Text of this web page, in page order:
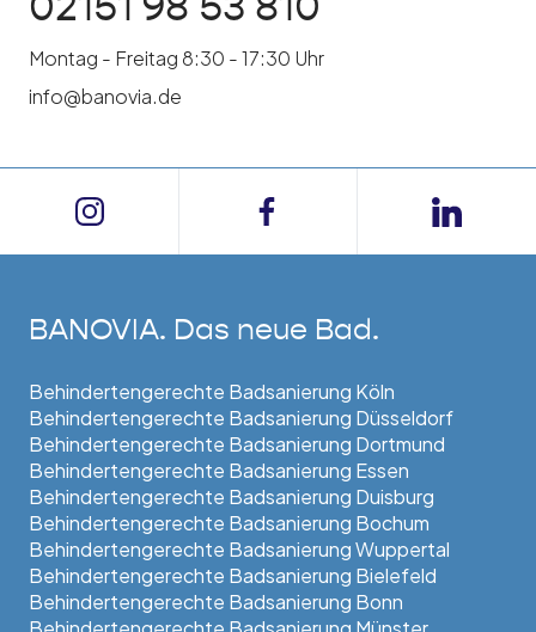
02151 98 53 810
Montag - Freitag 8:30 - 17:30 Uhr
info@banovia.de
BANOVIA. Das neue Bad.
Behindertengerechte Badsanierung Köln
Behindertengerechte Badsanierung Düsseldorf
Behindertengerechte Badsanierung Dortmund
Behindertengerechte Badsanierung Essen
Behindertengerechte Badsanierung Duisburg
Behindertengerechte Badsanierung Bochum
Behindertengerechte Badsanierung Wuppertal
Behindertengerechte Badsanierung Bielefeld
Behindertengerechte Badsanierung Bonn